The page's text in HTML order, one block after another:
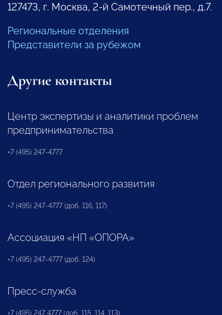
127473, г. Москва, 2-й Самотечный пер., д.7.
Региональные отделения
Представители за рубежом
Другие контакты
Центр экспертизы и аналитики проблем
предпринимательства
+7 (495) 247-4777
Отдел регионального развития
+7 (495) 247-4777 (доб. 116, 117)
Ассоциация «НП «ОПОРА»
+7 (495) 247-4777 (доб. 124)
Пресс-служба
+7 (495) 247 4777 (доб. 115, 114, 113)